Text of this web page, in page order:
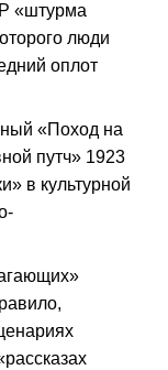
«штурма
люди
оплот
«Поход на
путч» 1923
в культурной